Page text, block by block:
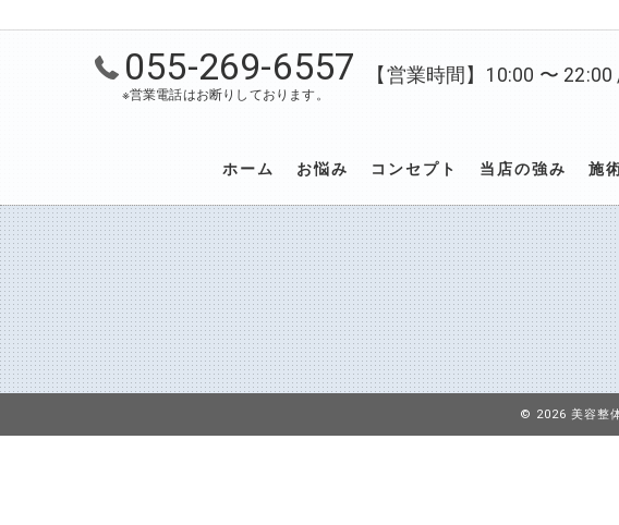
055-269-6557
※営業電話はお断りしております。
【営業時間】10:00 〜
ホーム お悩み コンセプト 当店の強み 施
© 2026 美容整